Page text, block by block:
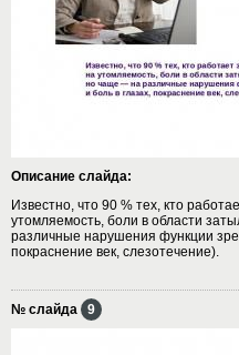
Описание слайда:
Известно, что 90 % тех, кто
утомляемость, боли в области
различные нарушения функции
покраснение век, слезотечение).
№ слайда 9